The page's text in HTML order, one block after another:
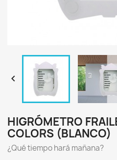

HIGRÓMETRO
COLORS (BLANCO)
¿Qué tiempo hará mañana?